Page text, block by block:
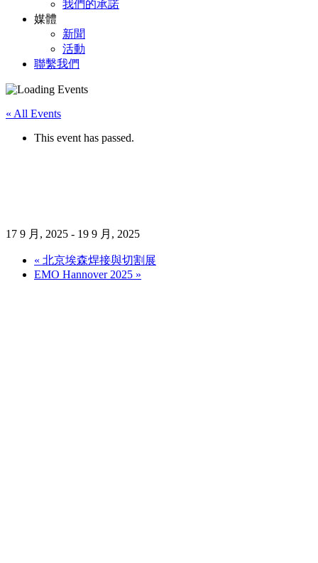
我們的承諾
媒體
新聞
活動
聯繫我們
« All Events
This event has passed.
17 9 月, 2025 - 19 9 月, 2025
« 北京埃森焊接與切割展
EMO Hannover 2025 »